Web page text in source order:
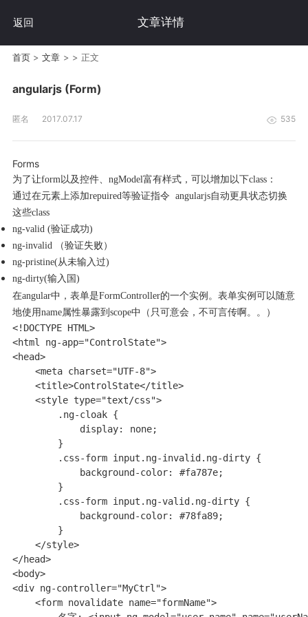
返回 文章详情
首页>文章 > > 正文
angularjs (Form)
匿名 2017.07.17 535
Forms
为了让form 以及控件、 ngModel富有样式，可以增加以下class：
通过在元素上添加repuired等验证指令 angularjs自动更具状态切换
这些class
ng-valid (验证成功)
ng-invalid （验证失败）
ng-pristine(从未输入过)
ng-dirty(输入国)
在angular中，表单是FormController的一个实例。表单实例可以随意
地使用name属性暴露到 scope中（只可意会，不可言传啊。。）
<!DOCTYPE HTML>
<html ng-app="ControlState">
<head>
<meta charset="UTF-8">
<title>ControlState</title>
<style type="text/css">
.ng-cloak {
display: none;
}
.css-form input.ng-invalid.ng-dirty {
background-color: #fa787e;
}
.css-form input.ng-valid.ng-dirty {
background-color: #78fa89;
}
</style>
</head>
<body>
<div ng-controller="MyCtrl">
<form novalidate name="formName">